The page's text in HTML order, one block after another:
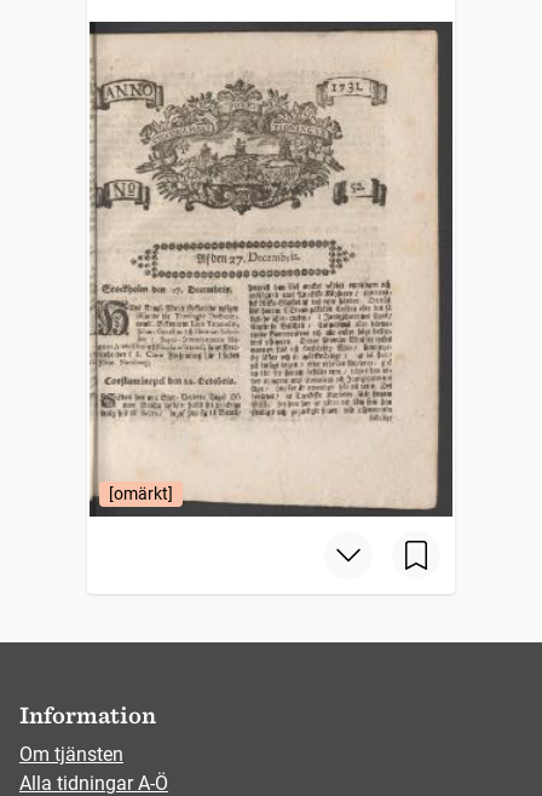
[omärkt]
Information
Om tjänsten
Alla tidningar A-Ö